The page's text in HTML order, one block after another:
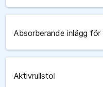
Absorberande inlägg
Aktivrullstol